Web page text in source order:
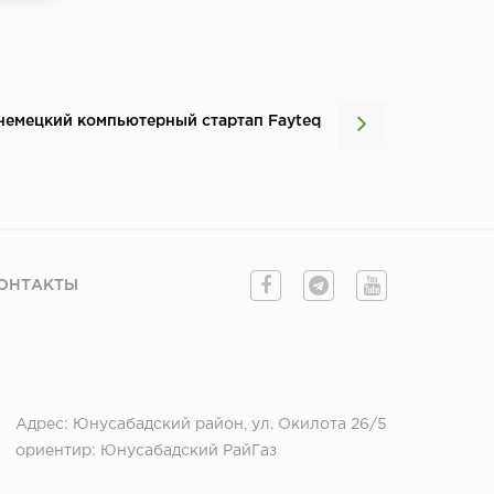
компьютерный стартап Fayteq
Адрес: Юнусабадский район, ул. Окилота 26/5
ориентир: Юнусабадский РайГаз